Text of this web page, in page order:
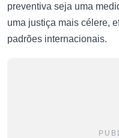
preventiva seja uma
uma justiça mais célere,
padrões internacionais.